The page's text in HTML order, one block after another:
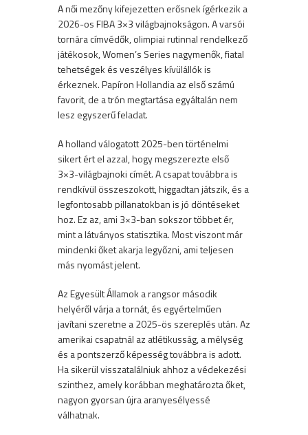
A női mezőny kifejezetten erősnek ígérkezik a
2026-os FIBA 3×3 világbajnokságon. A varsói
tornára címvédők, olimpiai rutinnal rendelkező
játékosok, Women’s Series nagymenők, fiatal
tehetségek és veszélyes kívülállók is
érkeznek. Papíron Hollandia az első számú
favorit, de a trón megtartása egyáltalán nem
lesz egyszerű feladat.
A holland válogatott 2025-ben történelmi
sikert ért el azzal, hogy megszerezte első
3×3-világbajnoki címét. A csapat továbbra is
rendkívül összeszokott, higgadtan játszik, és a
legfontosabb pillanatokban is jó döntéseket
hoz. Ez az, ami 3×3-ban sokszor többet ér,
mint a látványos statisztika. Most viszont már
mindenki őket akarja legyőzni, ami teljesen
más nyomást jelent.
Az Egyesült Államok a rangsor második
helyéről várja a tornát, és egyértelműen
javítani szeretne a 2025-ös szereplés után. Az
amerikai csapatnál az atlétikusság, a mélység
és a pontszerző képesség továbbra is adott.
Ha sikerül visszatalálniuk ahhoz a védekezési
szinthez, amely korábban meghatározta őket,
nagyon gyorsan újra aranyesélyessé
válhatnak.